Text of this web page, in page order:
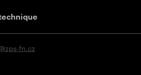
fn.cz